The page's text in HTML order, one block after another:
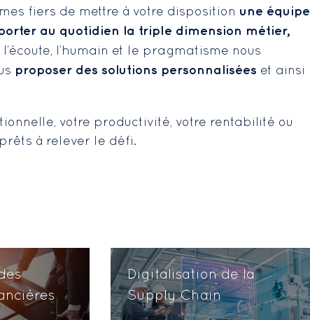
fiers de mettre à votre disposition une équipe
au quotidien la triple dimension métier,
l’humain et le pragmatisme nous
proposer des solutions personnalisées et ainsi
votre productivité, votre rentabilité ou
à relever le défi.
Digitalisation de la
Supply Chain